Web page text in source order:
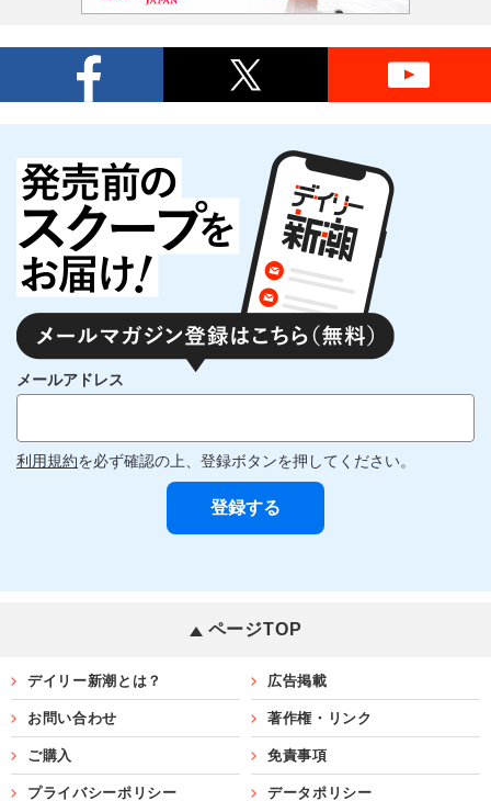
メールアドレス
利用規約を必ず確認の上、登録ボタンを押してください。
ページTOP
デイリー新潮とは？ 広告掲載
お問い合わせ 著作権・リンク
ご購入 免責事項
プライバシーポリシー データポリシー